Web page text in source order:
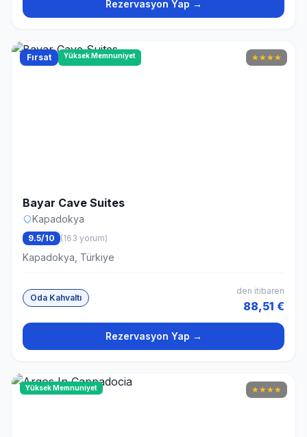
Rezervasyon Yap →
Fırsat Yüksek Memnuniyet ★★★★
Bayar Cave Suites
Kapadokya
9.5/10 (163 yorum)
Kapadokya, Türkiye
Oda Kahvaltı
den itibaren
88,51 €
Rezervasyon Yap →
Yüksek Memnuniyet ★★★★